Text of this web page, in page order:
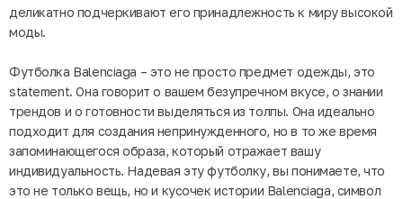
деликатно подчеркивают его принадлежность к миру высокой
моды.
Футболка Balenciaga – это не просто предмет одежды, это
statement. Она говорит о вашем безупречном вкусе, о знании
трендов и о готовности выделяться из толпы. Она идеально
подходит для создания непринужденного, но в то же время
запоминающегося образа, который отражает вашу
индивидуальность. Надевая эту футболку, вы понимаете, что
это не только вещь, но и кусочек истории Balenciaga, символ